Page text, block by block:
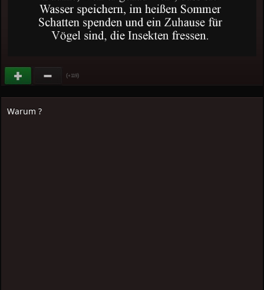
(+119)
Warum ?